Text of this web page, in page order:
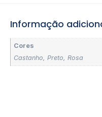
Informação
Cores
Castanho,Preto,Rosa